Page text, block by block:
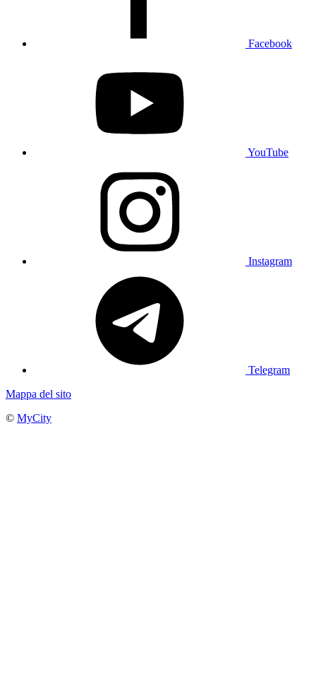
Facebook
YouTube
Instagram
Telegram
Mappa del sito
© MyCity